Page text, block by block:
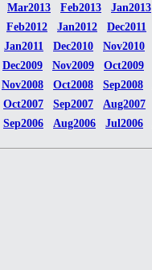
Mar2013 Feb2013 Jan2013
Feb2012 Jan2012 Dec2011
Jan2011 Dec2010 Nov2010
Dec2009 Nov2009 Oct2009
Nov2008 Oct2008 Sep2008
Oct2007 Sep2007 Aug2007
Sep2006 Aug2006 Jul2006